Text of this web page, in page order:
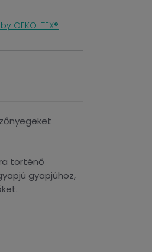
OEKO-TEX®
történő
gyapjúhoz,